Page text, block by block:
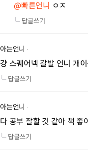
@빠른언니 ㅇㅈ
답글쓰기
아는언니
걍 스퀘어넥 갈발 언니 개
답글쓰기
아는언니
다 공부 잘할 것 같아 책 좋
답글쓰기